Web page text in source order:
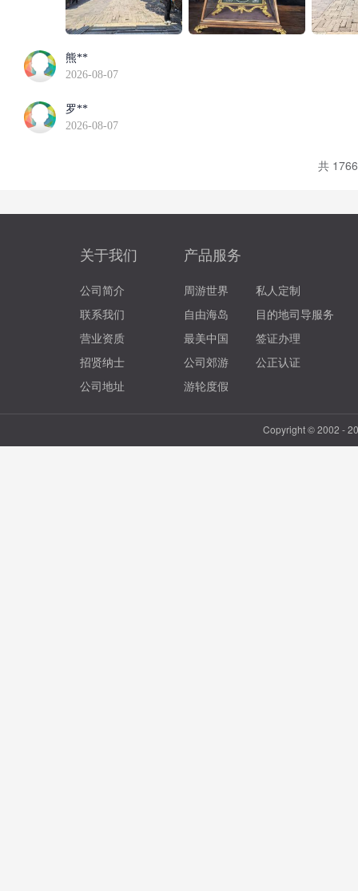
熊**
2026-08-07
罗**
2026-08-07
共
关于我们
公司简介
联系我们
营业资质
招贤纳士
公司地址
产品服务
周游世界
私人定制
自由海岛
目的地司导服务
最美中国
签证办理
公司郊游
公正认证
游轮度假
Copyright © 2002 -